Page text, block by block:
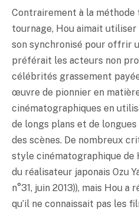
Contrairement à la
tournage, Hou aimait
son synchronisé pour offrir
préférait les acteurs non
célébrités grassement
œuvre de pionnier en
cinématographiques en
de longs plans et de
des scènes. De nombreux
style cinématographique de
du réalisateur japonais Ozu
n°31, juin 2013)), mais Hou
qu’il ne connaissait pas les